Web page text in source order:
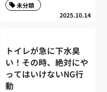
2025.10.14
未分類
トイレが急に下水臭
い！その時、絶対にや
ってはいけないNG行
動